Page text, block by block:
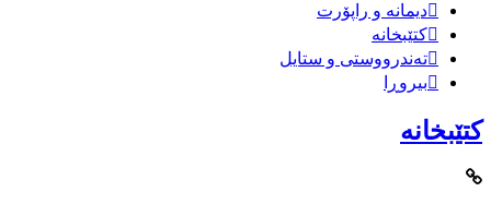
دیمانە و راپۆرت
کتێبخانە
تەندرووستی و ستایل
بیروڕا
کتێبخانە